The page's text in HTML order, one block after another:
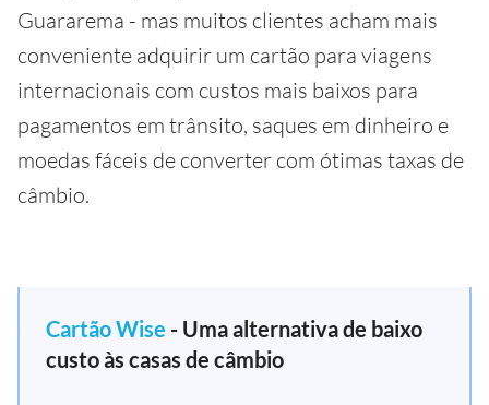
Guararema - mas muitos clientes acham mais
conveniente adquirir um cartão para viagens
internacionais com custos mais baixos para
pagamentos em trânsito, saques em dinheiro e
moedas fáceis de converter com ótimas taxas de
câmbio.
Cartão Wise - Uma alternativa de baixo
custo às casas de câmbio